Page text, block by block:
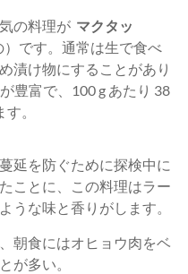
の料理が マクタッ
です。通常は生で食べ
漬け物にすることがあり
豊富で、100 g あたり 38
。
延を防ぐために探検中に
ことに、この料理はラー
うな味と香りがします。
朝食にはオヒョウ肉をベ
が多い。